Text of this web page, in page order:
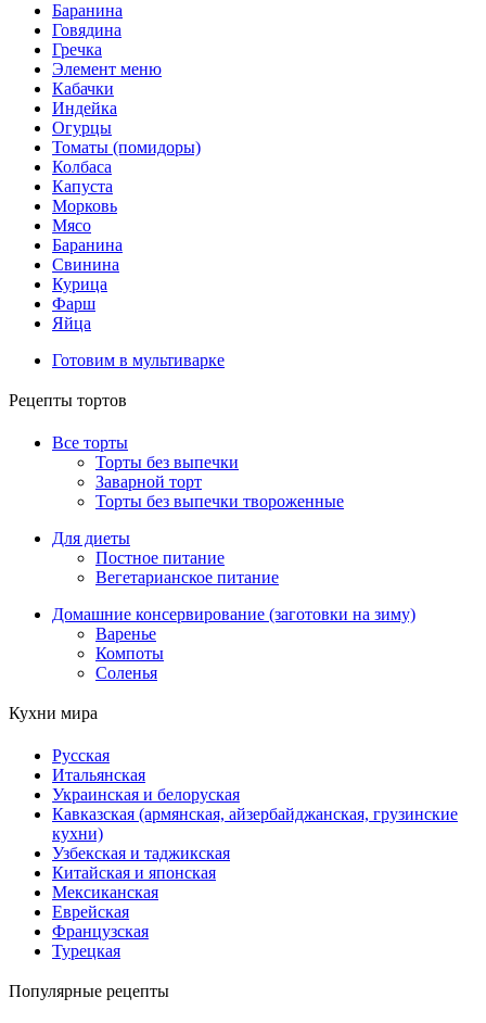
Баранина
Говядина
Гречка
Элемент меню
Кабачки
Индейка
Огурцы
Томаты (помидоры)
Колбаса
Капуста
Морковь
Мясо
Баранина
Свинина
Курица
Фарш
Яйца
Готовим в мультиварке
Рецепты тортов
Все торты
Торты без выпечки
Заварной торт
Торты без выпечки твороженные
Для диеты
Постное питание
Вегетарианское питание
Домашние консервирование (заготовки на зиму)
Варенье
Компоты
Соленья
Кухни мира
Русская
Итальянская
Украинская и белоруская
Кавказская (армянская, айзербайджанская, грузинские
кухни)
Узбекская и таджикская
Китайская и японская
Мексиканская
Еврейская
Французская
Турецкая
Популярные рецепты